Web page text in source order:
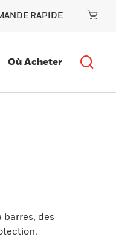
RAPIDE
Où Acheter
des